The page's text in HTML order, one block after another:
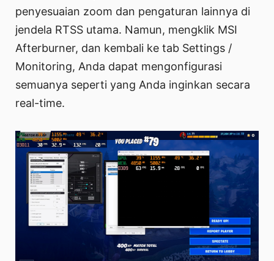
penyesuaian zoom dan pengaturan lainnya di
jendela RTSS utama. Namun, mengklik MSI
Afterburner, dan kembali ke tab Settings /
Monitoring, Anda dapat mengonfigurasi
semuanya seperti yang Anda inginkan secara
real-time.